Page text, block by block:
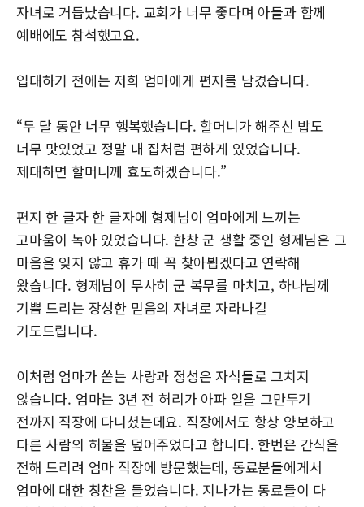
자녀로 거듭났습니다. 교회가 너무 좋다며 아들과 함께
예배에도 참석했고요.
입대하기 전에는 저희 엄마에게 편지를 남겼습니다.
“두 달 동안 너무 행복했습니다. 할머니가 해주신 밥도
너무 맛있었고 정말 내 집처럼 편하게 있었습니다.
제대하면 할머니께 효도하겠습니다.”
편지 한 글자 한 글자에 형제님이 엄마에게 느끼는
고마움이 녹아 있었습니다. 한창 군 생활 중인 형제님은 그
마음을 잊지 않고 휴가 때 꼭 찾아뵙겠다고 연락해
왔습니다. 형제님이 무사히 군 복무를 마치고, 하나님께
기쁨 드리는 장성한 믿음의 자녀로 자라나길
기도드립니다.
이처럼 엄마가 쏟는 사랑과 정성은 자식들로 그치지
않습니다. 엄마는 3년 전 허리가 아파 일을 그만두기
전까지 직장에 다니셨는데요. 직장에서도 항상 양보하고
다른 사람의 허물을 덮어주었다고 합니다. 한번은 간식을
전해 드리려 엄마 직장에 방문했는데, 동료분들에게서
엄마에 대한 칭찬을 들었습니다. 지나가는 동료들이 다